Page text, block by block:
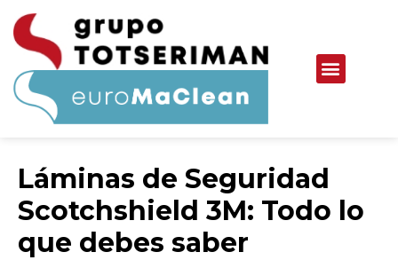
Láminas de Seguridad
Scotchshield 3M: Todo lo
que debes saber